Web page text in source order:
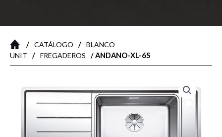
/ CATÁLOGO / BLANCO
UNIT
/ FREGADEROS / ANDANO-XL-6S